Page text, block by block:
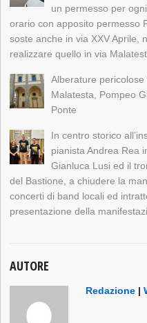
un permesso per
orario con apposito permesso
soste anche in via XXV Aprile,
realizzare quello in via
Alberature
Malatesta, Pompeo
Ponte
In centro storico
pianista Andrea Rea
Gianluca Lusi ed il
del Bastione, a chiudere la
concerti di band locali ed
presentazione della
AUTORE
Redazione |